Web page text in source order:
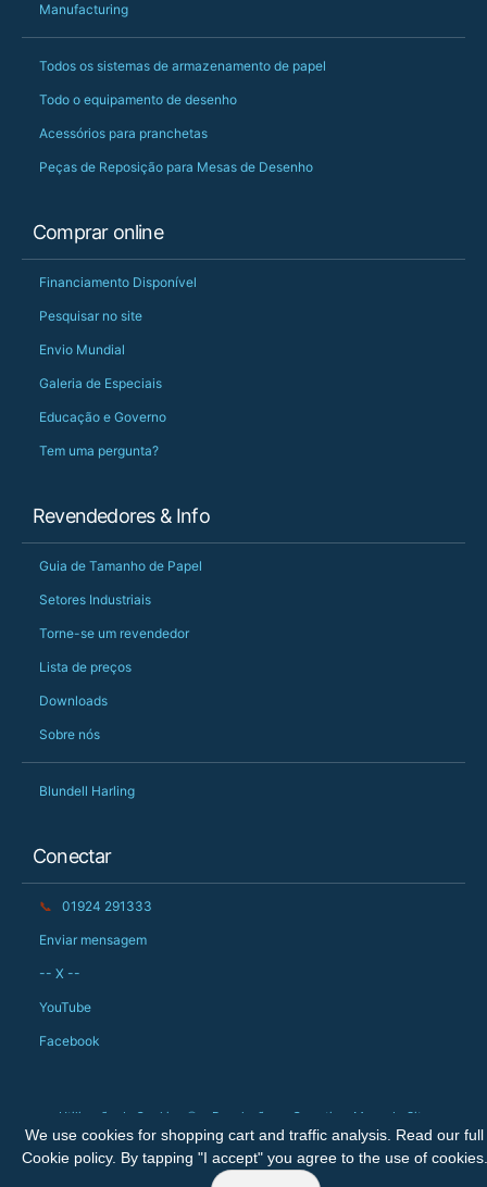
We use cookies for shopping cart and traffic analysis. Read our full
Cookie policy. By tapping "I accept" you agree to the use of cookies.
Manufacturing
Todos os sistemas de armazenamento de papel
Todo o equipamento de desenho
Acessórios para pranchetas
Peças de Reposição para Mesas de Desenho
Comprar online
Financiamento Disponível
Pesquisar no site
Envio Mundial
Galeria de Especiais
Educação e Governo
Tem uma pergunta?
Revendedores & Info
Guia de Tamanho de Papel
Setores Industriais
Torne-se um revendedor
Lista de preços
Downloads
Sobre nós
Blundell Harling
Conectar
📞 01924 291333
Enviar mensagem
-- X --
YouTube
Facebook
Utilização de Cookies 🍪 Devoluções Garantia
Mapa do Site
Direitos Autorais © 2026 The Big Orchard Ltd. Todos os direitos reservados.